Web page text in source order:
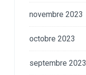
novembre 2023
octobre 2023
septembre 2023